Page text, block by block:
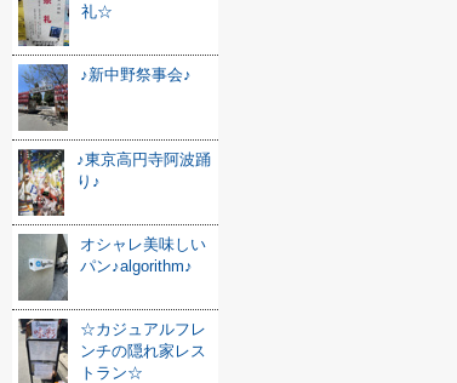
礼☆
♪新中野祭事会♪
♪東京高円寺阿波踊
り♪
オシャレ美味しい
パン♪algorithm♪
☆カジュアルフレ
ンチの隠れ家レス
トラン☆